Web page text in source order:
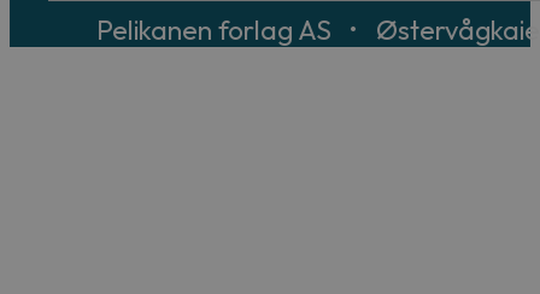
Pelikanen forlag AS •